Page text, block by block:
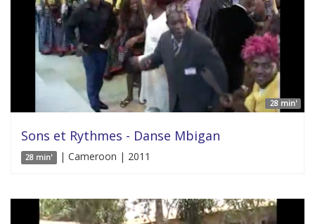
28 min'
Sons et Rythmes - Danse Mbigan
28 min' | Cameroon | 2011